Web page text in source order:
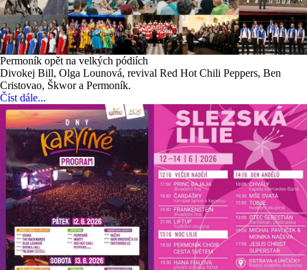
Permoník opět na velkých pódiích
Divokej Bill, Olga Lounová, revival Red Hot Chili Peppers, Ben
Cristovao, Škwor a Permoník.
Číst dále...